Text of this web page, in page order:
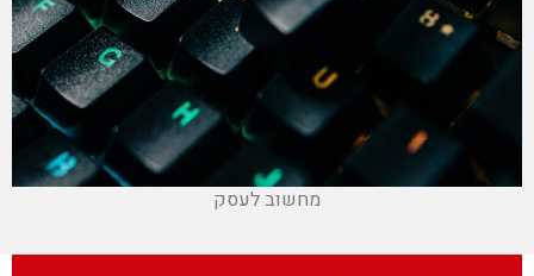
מחשוב לעסק